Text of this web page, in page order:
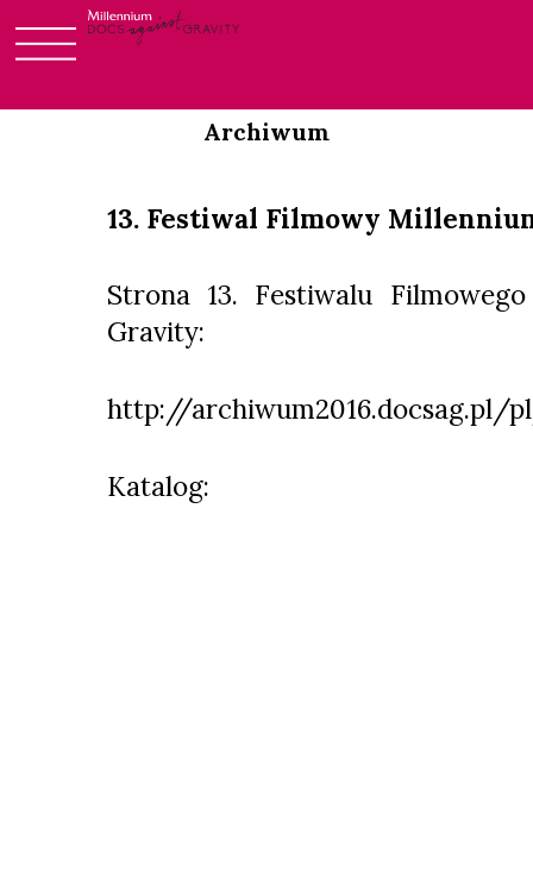
to
Login
Archiwum
13. Festiwal Filmowy
Strona 13. Festiwalu
Gravity:
http://archiwum2016.docsag.pl/
Katalog: